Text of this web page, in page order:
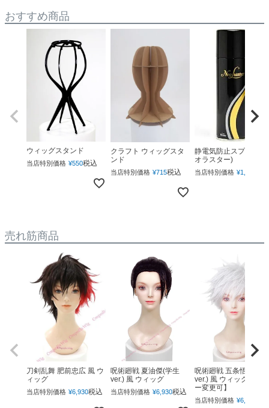
おすすめ商品
ウィッグスタンド
当店特別価格 ¥550税込
クラフト ウィッグスタ
ンド
当店特別価格 ¥715税込
静電気防止スプレー(ネ
オラスター)
当店特別価格 ¥1,760
売れ筋商品
刀剣乱舞 肥前忠広 風 ウ
ィッグ
当店特別価格 ¥6,930税込
呪術廻戦 夏油傑(学生
ver.) 風 ウィッグ
当店特別価格 ¥6,930税込
呪術廻戦 五条悟(下ろ
ver.) 風 ウィッグ 【カ
ー変更可】
当店特別価格 ¥6,930